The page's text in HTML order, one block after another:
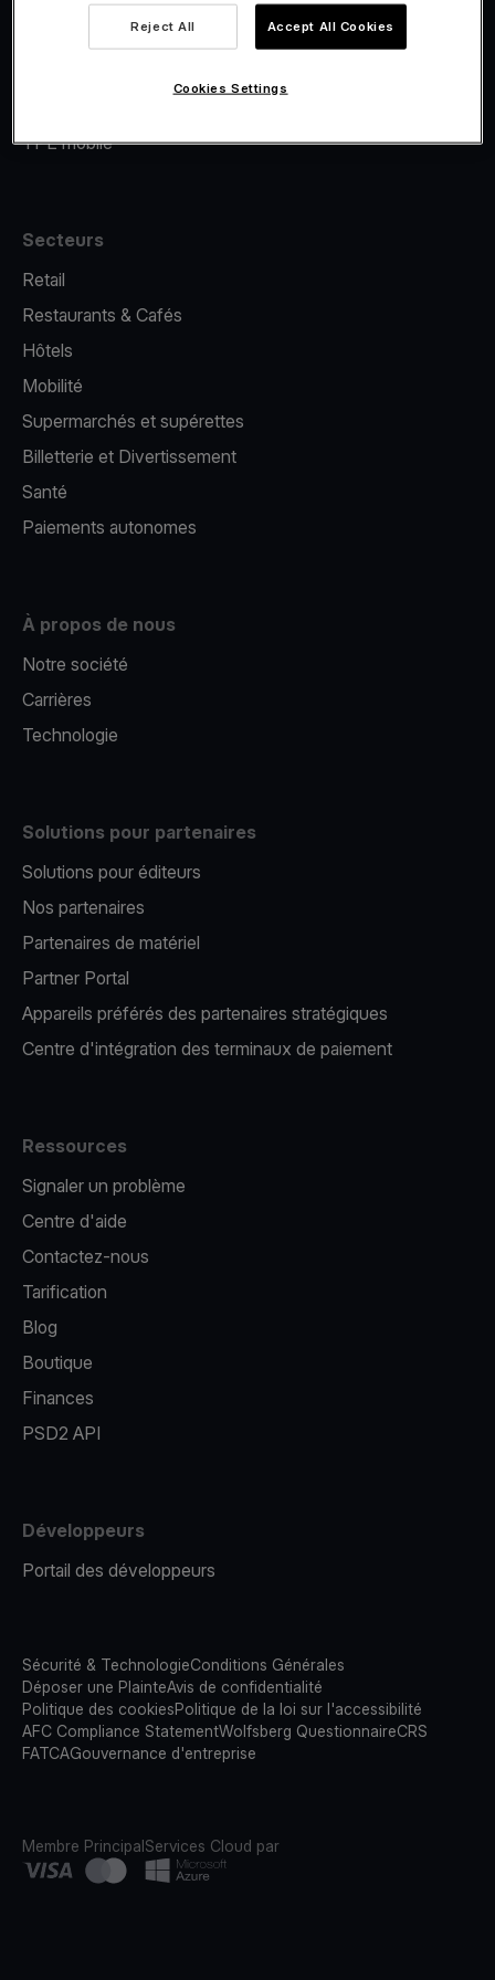
Financement Viva.com
TPE mobile
Secteurs
Retail
Restaurants & Cafés
Hôtels
Mobilité
Supermarchés et supérettes
Billetterie et Divertissement
Santé
Paiements autonomes
À propos de nous
Notre société
Carrières
Technologie
Solutions pour partenaires
Solutions pour éditeurs​
Nos partenaires​
Partenaires de matériel
Partner Portal
Appareils préférés des partenaires stratégiques
Centre d'intégration des terminaux de paiement
Ressources
Signaler un problème
Centre d'aide
Contactez-nous
Tarification
Blog
Boutique
Finances
PSD2 API
Développeurs
Portail des développeurs
Sécurité & TechnologieConditions Générales
Déposer une PlainteAvis de confidentialité
Politique des cookiesPolitique de la loi sur l'accessibilité
AFC Compliance StatementWolfsberg QuestionnaireCRS
FATCAGouvernance d'entreprise
Membre PrincipalServices Cloud par
Reject All Accept All Cookies
Cookies Settings